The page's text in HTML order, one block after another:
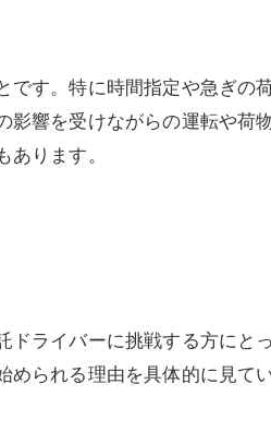
す。特に時間指定や急ぎの
響を受けながらの運転や荷
ります。
ライバーに挑戦する方にと
られる理由を具体的に見てい